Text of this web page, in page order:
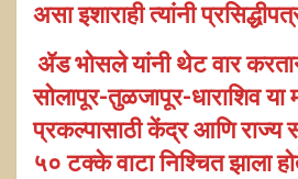
असा इशाराही त्यांनी
ॲड भोसले यांनी थेट वार
सोलापूर-तुळजापूर-धाराशिव या
प्रकल्पासाठी केंद्र आणि राज्य
५० टक्के वाटा निश्चित झाला